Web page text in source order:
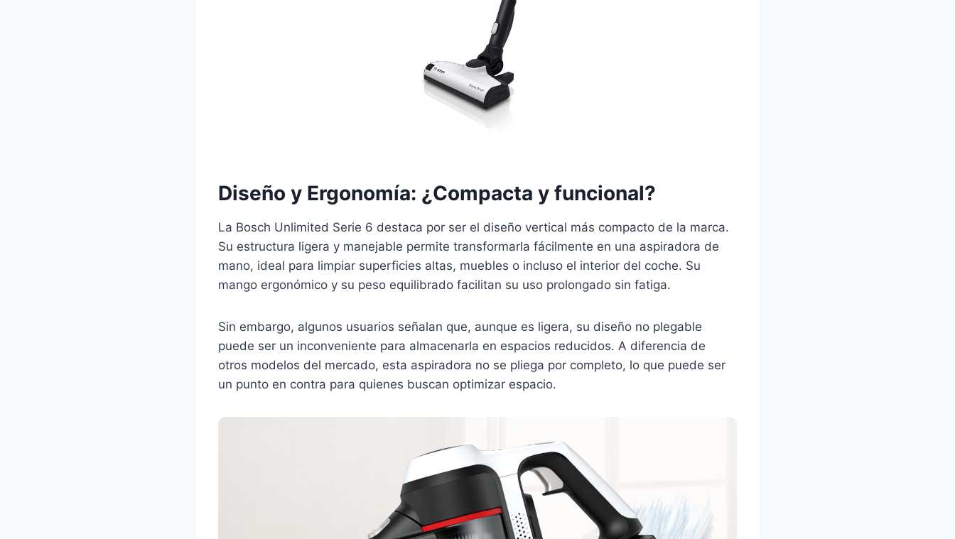
Diseño y Ergonomía: ¿Compacta y funcional?
La Bosch Unlimited Serie 6 destaca por ser el diseño vertical más compacto de la marca.
Su estructura ligera y manejable permite transformarla fácilmente en una aspiradora de
mano, ideal para limpiar superficies altas, muebles o incluso el interior del coche. Su
mango ergonómico y su peso equilibrado facilitan su uso prolongado sin fatiga.
Sin embargo, algunos usuarios señalan que, aunque es ligera, su diseño no plegable
puede ser un inconveniente para almacenarla en espacios reducidos. A diferencia de
otros modelos del mercado, esta aspiradora no se pliega por completo, lo que puede ser
un punto en contra para quienes buscan optimizar espacio.